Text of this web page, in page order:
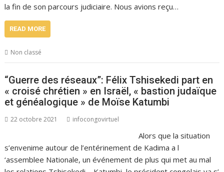
la fin de son parcours judiciaire. Nous avions reçu…
READ MORE
Non classé
“Guerre des réseaux”: Félix Tshisekedi part en
« croisé chrétien » en Israël, « bastion judaïque
et généalogique » de Moïse Katumbi
22 octobre 2021 infocongovirtuel
Alors que la situation
s’envenime autour de l’entérinement de Kadima a l
‘assemblee Nationale, un événement de plus qui met au mal